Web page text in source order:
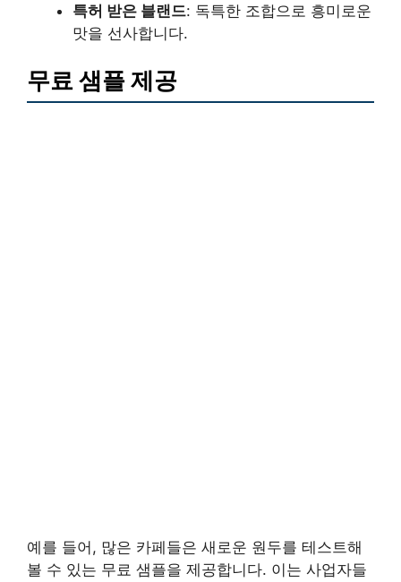
특허 받은 블랜드: 독특한 조합으로 흥미로운
맛을 선사합니다.
무료 샘플 제공
예를 들어, 많은 카페들은 새로운 원두를 테스트해
볼 수 있는 무료 샘플을 제공합니다. 이는 사업자들